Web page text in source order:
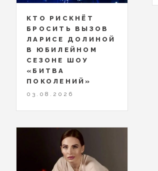
КТО РИСКНЁТ
БРОСИТЬ ВЫЗОВ
ЛАРИСЕ ДОЛИНОЙ
В ЮБИЛЕЙНОМ
СЕЗОНЕ ШОУ
«БИТВА
ПОКОЛЕНИЙ»
03.08.2026